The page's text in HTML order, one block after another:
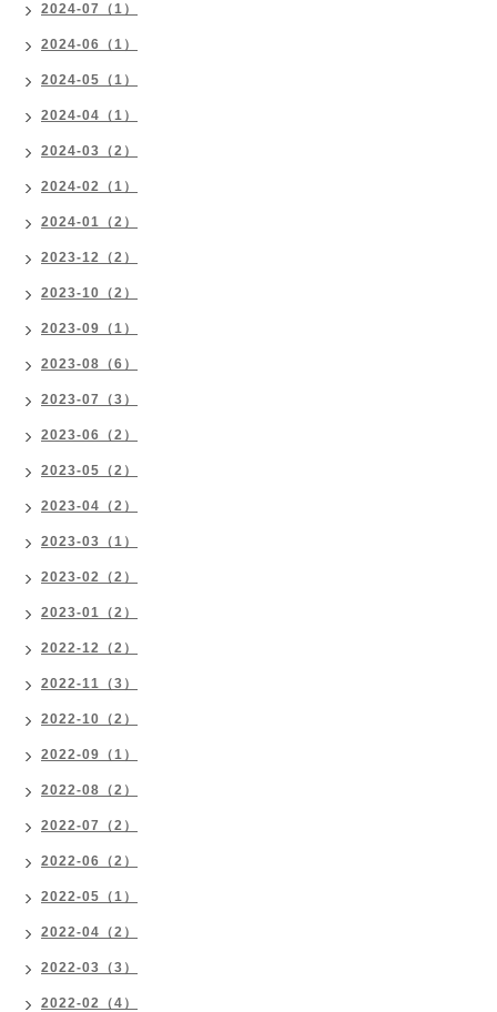
2024-07（1）
2024-06（1）
2024-05（1）
2024-04（1）
2024-03（2）
2024-02（1）
2024-01（2）
2023-12（2）
2023-10（2）
2023-09（1）
2023-08（6）
2023-07（3）
2023-06（2）
2023-05（2）
2023-04（2）
2023-03（1）
2023-02（2）
2023-01（2）
2022-12（2）
2022-11（3）
2022-10（2）
2022-09（1）
2022-08（2）
2022-07（2）
2022-06（2）
2022-05（1）
2022-04（2）
2022-03（3）
2022-02（4）